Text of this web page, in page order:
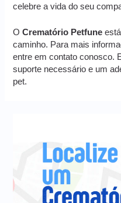
celebre a vida do seu
OCrematório Petfune
caminho. Para mais
entre em contato conosco.
suporte necessário e um
pet.